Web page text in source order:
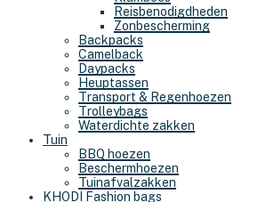
Reisbenodigdheden
Zonbescherming
Backpacks
Camelback
Daypacks
Heuptassen
Transport & Regenhoezen
Trolleybags
Waterdichte zakken
Tuin
BBQ hoezen
Beschermhoezen
Tuinafvalzakken
KHODI Fashion bags